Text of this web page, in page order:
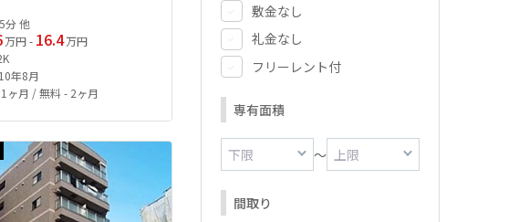
分 他
万円 - 16.4万円
年8月
ヶ月 / 無料 - 2ヶ月
敷金なし
礼金なし
フリーレント付
専有面積
～
間取り